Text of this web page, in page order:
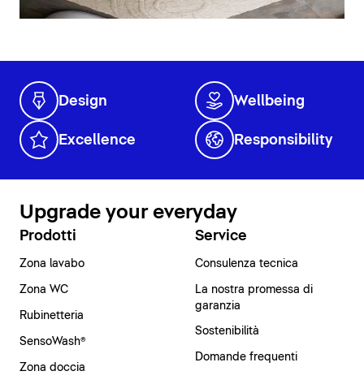
Design Wellbeing
Excellence Responsibility
Upgrade your everyday
Prodotti
Zona lavabo
Zona WC
Rubinetteria
SensoWash®
Zona doccia
Service
Consulenza tecnica
La nostra promessa di
garanzia
Sostenibilità
Domande frequenti